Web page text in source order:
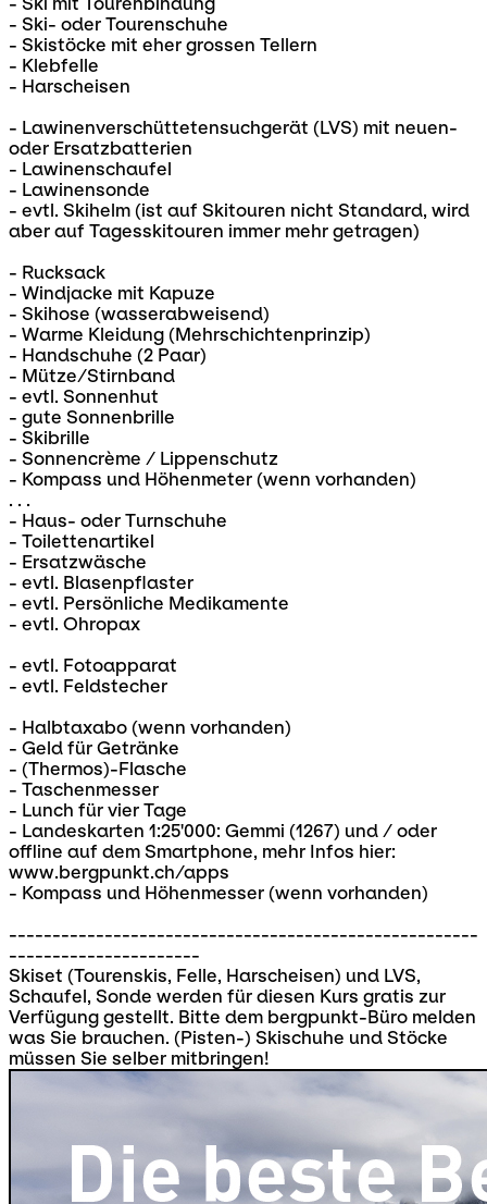
- Ski- oder Tourenschuhe
- Skistöcke mit eher grossen Tellern
- Klebfelle
- Harscheisen
- Lawinenverschüttetensuchgerät (LVS) mit neuen-
oder Ersatzbatterien
- Lawinenschaufel
- Lawinensonde
- evtl. Skihelm (ist auf Skitouren nicht Standard, wird
aber auf Tagesskitouren immer mehr getragen)
- Rucksack
- Windjacke mit Kapuze
- Skihose (wasserabweisend)
- Warme Kleidung (Mehrschichtenprinzip)
- Handschuhe (2 Paar)
- Mütze/Stirnband
- evtl. Sonnenhut
- gute Sonnenbrille
- Skibrille
- Sonnencrème / Lippenschutz
- Kompass und Höhenmeter (wenn vorhanden)
. . .
- Haus- oder Turnschuhe
- Toilettenartikel
- Ersatzwäsche
- evtl. Blasenpflaster
- evtl. Persönliche Medikamente
- evtl. Ohropax
- evtl. Fotoapparat
- evtl. Feldstecher
- Halbtaxabo (wenn vorhanden)
- Geld für Getränke
- (Thermos)-Flasche
- Taschenmesser
- Lunch für vier Tage
- Landeskarten 1:25'000: Gemmi (1267) und / oder
offline auf dem Smartphone, mehr Infos hier:
www.bergpunkt.ch/apps
- Kompass und Höhenmesser (wenn vorhanden)
------------------------------------------------------
----------------------
Skiset (Tourenskis, Felle, Harscheisen) und LVS,
Schaufel, Sonde werden für diesen Kurs gratis zur
Verfügung gestellt. Bitte dem bergpunkt-Büro melden
was Sie brauchen. (Pisten-) Skischuhe und Stöcke
müssen Sie selber mitbringen!